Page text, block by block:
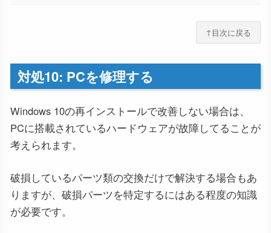
↑目次に戻る
対処10: PCを修理する
Windows 10の再インストールで改善しない場合は、
PCに搭載されているハードウェアが故障してることが
考えられます。
破損しているパーツ類の交換だけで解決する場合もあ
りますが、破損パーツを特定するにはある程度の知識
が必要です。